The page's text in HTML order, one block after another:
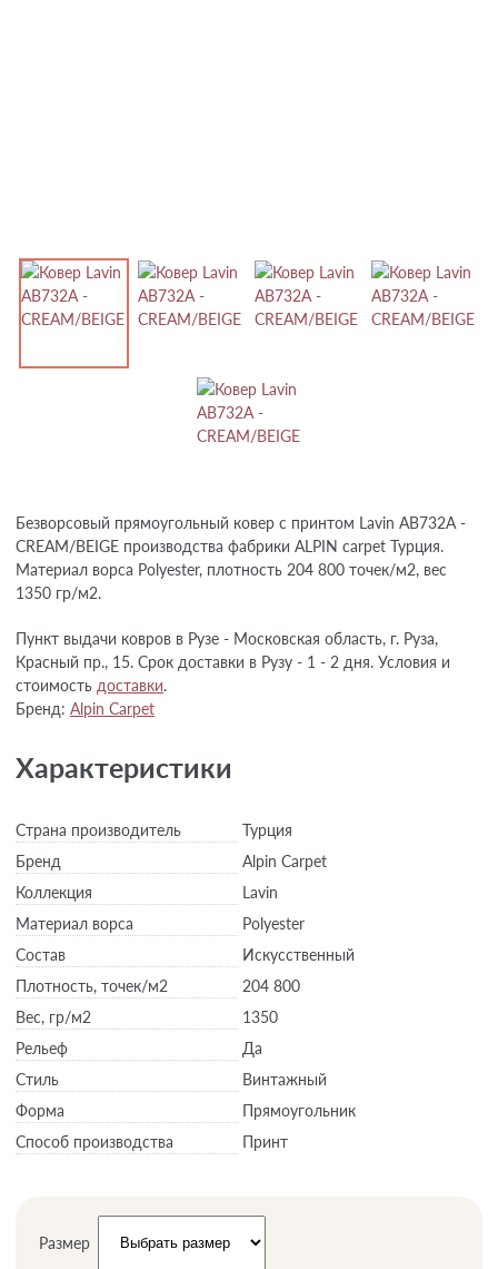
Безворсовый прямоугольный ковер с принтом Lavin AB732A -
CREAM/BEIGE производства фабрики ALPIN carpet Турция.
Материал ворса Polyester, плотность 204 800 точек/м2, вес
1350 гр/м2.
Пункт выдачи ковров в Рузе - Московская область, г. Руза,
Красный пр., 15. Срок доставки в Рузу - 1 - 2 дня. Условия и
стоимость доставки.
Бренд: Alpin Carpet
Характеристики
Страна производитель
Турция
Бренд
Alpin Carpet
Коллекция
Lavin
Материал ворса
Polyester
Состав
Искусственный
Плотность, точек/м2
204 800
Вес, гр/м2
1350
Рельеф
Да
Стиль
Винтажный
Форма
Прямоугольник
Способ производства
Принт
Размер